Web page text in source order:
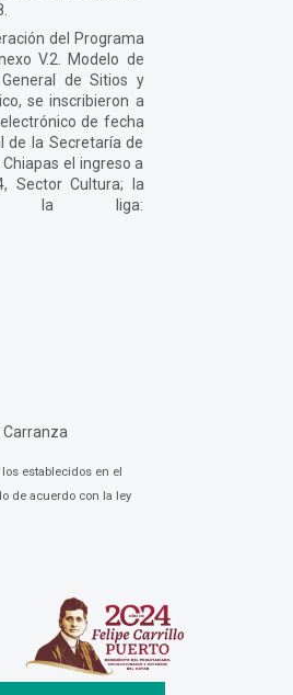
del Programa
V.2. Modelo de
de Sitios y
se inscribieron a
de fecha
de la Secretaría de
el ingreso a
Sector Cultura; la
la liga:
establecidos en el
de acuerdo con la ley